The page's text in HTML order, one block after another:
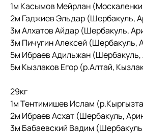
1м Касымов Мейрлан
2м Гаджиев Эльдар (Шербакуль,
3м Алхатов Айдар (Шербакуль,
3м Пичугин Алексей (Шербакуль,
5м Ибраев Адильжан (Шербакуль,
5м Кызлаков Егор (р.Алтай,
29кг
1м Тентимишев Ислам
2м Ибраев Асхат (Шербакуль,
3м Бабаевский Вадим